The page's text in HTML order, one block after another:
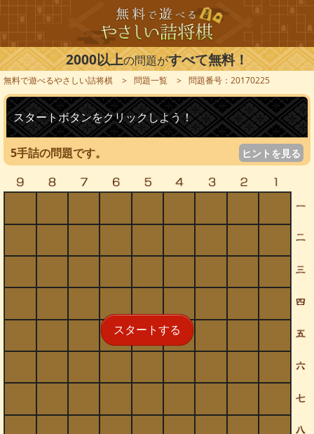
2000以上の問題がすべて無料！
無料で遊べるやさしい詰将棋 問題一覧 問題番号：20170225
スタートボタンをクリックしよう！
5手詰の問題です。 ヒントを見る
スタートする